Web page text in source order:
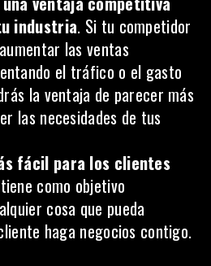
industria. Si tu competidor
las ventas
el tráfico o el gasto
la ventaja de parecer más
las necesidades de tus
fácil para los clientes
tiene como objetivo
cosa que pueda
haga negocios contigo.